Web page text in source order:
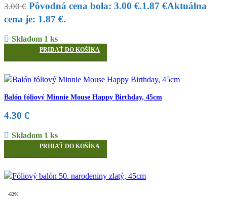
3.00€ Pôvodná cena bola: 3.00 €.1.87 €Aktuálna
cena je: 1.87 €.
Skladom 1 ks
PRIDAŤ DO KOŠÍKA
Balón fóliový Minnie Mouse Happy Birthday, 45cm
4.30 €
Skladom 1 ks
PRIDAŤ DO KOŠÍKA
-62%